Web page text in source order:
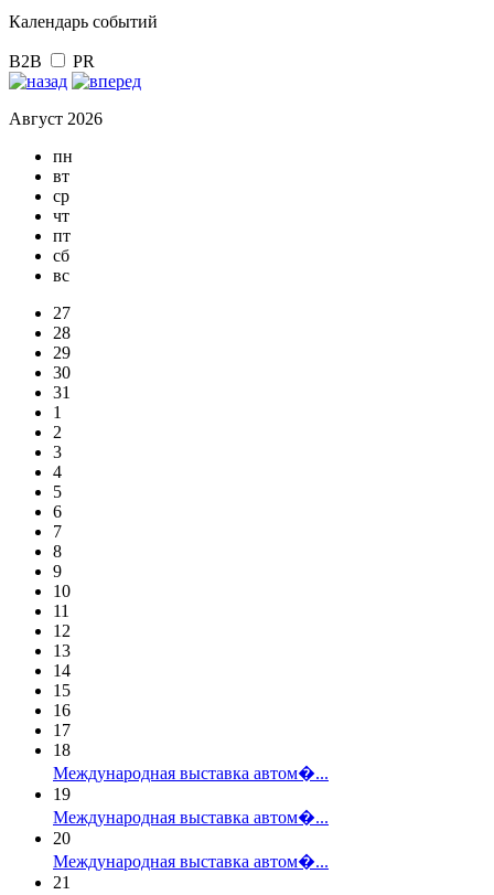
Календарь событий
B2B PR
Август 2026
пн
вт
ср
чт
пт
сб
вс
27
28
29
30
31
1
2
3
4
5
6
7
8
9
10
11
12
13
14
15
16
17
18
Международная выставка автом�...
19
Международная выставка автом�...
20
Международная выставка автом�...
21